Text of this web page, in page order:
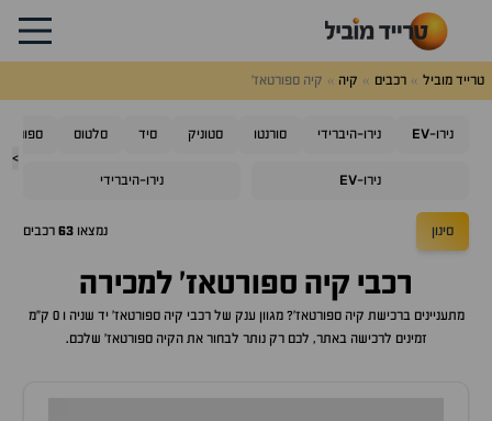
טרייד מוביל רכבים קיה קיה ספורטאז'
>
נירו-EV נירו-היברידי סורנטו סטוניק סיד סלטוס
נירו-EV נירו-היברידי
סינון נמצאו 63 רכבים
רכבי קיה ספורטאז' למכירה
מתעניינים ברכישת קיה ספורטאז'? מגוון ענק של רכבי קיה ספורטאז'
יד שניה ו 0 ק"מ
זמינים לרכישה באתר, לכם רק נותר לבחור את הקיה ספורטאז' שלכם.